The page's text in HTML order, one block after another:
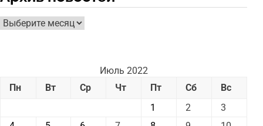
Архив
новостей
Июль 2022
Пн
Вт Ср Чт Пт Сб
Вс
1
2
3